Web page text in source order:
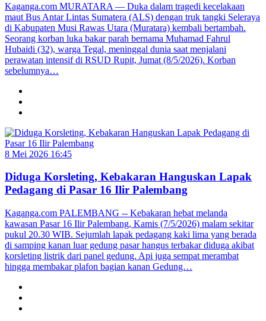
Kaganga.com MURATARA — Duka dalam tragedi kecelakaan
maut Bus Antar Lintas Sumatera (ALS) dengan truk tangki Seleraya
di Kabupaten Musi Rawas Utara (Muratara) kembali bertambah.
Seorang korban luka bakar parah bernama Muhamad Fahrul
Hubaidi (32), warga Tegal, meninggal dunia saat menjalani
perawatan intensif di RSUD Rupit, Jumat (8/5/2026). Korban
sebelumnya…
8 Mei 2026 16:45
Diduga Korsleting, Kebakaran Hanguskan Lapak
Pedagang di Pasar 16 Ilir Palembang
Kaganga.com PALEMBANG -- Kebakaran hebat melanda
kawasan Pasar 16 Ilir Palembang, Kamis (7/5/2026) malam sekitar
pukul 20.30 WIB. Sejumlah lapak pedagang kaki lima yang berada
di samping kanan luar gedung pasar hangus terbakar diduga akibat
korsleting listrik dari panel gedung. Api juga sempat merambat
hingga membakar plafon bagian kanan Gedung…